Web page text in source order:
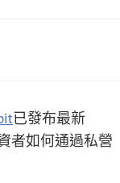
已發布最新
者如何通過私營